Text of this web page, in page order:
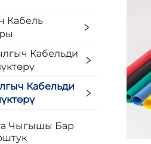
Кабель
Кабельди
Кабельди
Чыгышы Бар